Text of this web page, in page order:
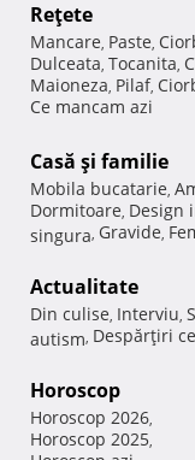
Reţete
Mancare, Paste,
Dulceata, Tocanita,
Maioneza, Pilaf,
Ce mancam azi
Casă şi familie
Mobila bucatarie,
Dormitoare, Design
singura, Gravide,
Actualitate
Din culise, Interviu,
autism, Despărţiri
Horoscop
Horoscop 2026,
Horoscop 2025,